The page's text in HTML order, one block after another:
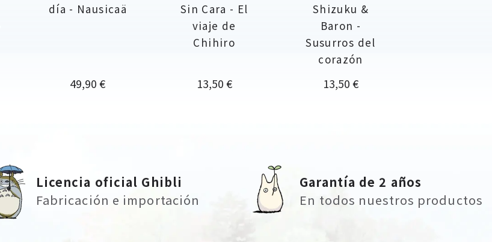
día - Nausicaä
Precio
49,90 €
Sin Cara - El
viaje de
Chihiro
Precio
13,50 €
Shizuku &
Baron -
Susurros del
corazón
Precio
13,50 €
Licencia oficial Ghibli
Fabricación e importación
Garantía de 2 años
En todos nuestros productos